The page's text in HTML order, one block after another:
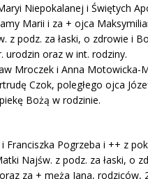
Niepokalanej i Świętych
Marii i za + ojca
z podz. za łaski, o zdrowie i
urodzin oraz w int. rodziny.
Mroczek i Anna Motowicka-
Czok, poległego ojca
Bożą w rodzinie.
Franciszka Pogrzeba i ++ z
Najśw. z podz. za łaski, o
za + męża Jana,